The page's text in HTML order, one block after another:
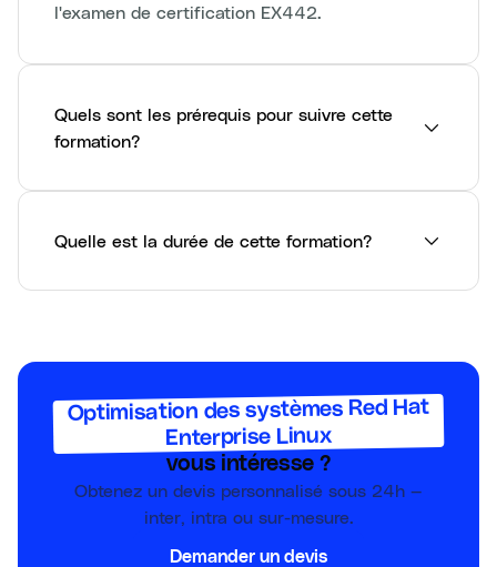
l'examen de certification EX442.
Quels sont les prérequis pour suivre cette
formation?
Quelle est la durée de cette formation?
Optimisation des systèmes Red Hat
Enterprise Linux
vous intéresse ?
Obtenez un devis personnalisé sous 24h —
inter, intra ou sur-mesure.
Demander un devis